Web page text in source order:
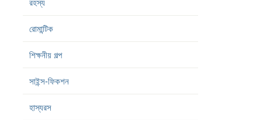
রহস্য
রোমান্টিক
শিক্ষনীয় গল্প
সাইন্স-ফিকশন
হাস্যরস